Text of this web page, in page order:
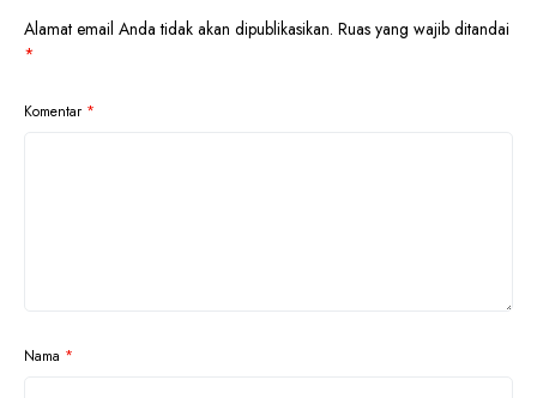
Alamat email Anda tidak akan dipublikasikan. Ruas yang wajib ditandai
*
Komentar *
Nama *